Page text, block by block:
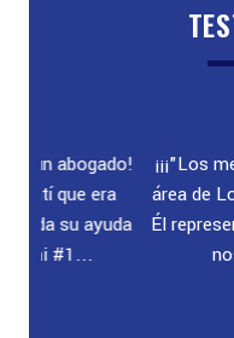
¡¡¡"Los mejores
área de Los
Él representó a mi
nosotros y